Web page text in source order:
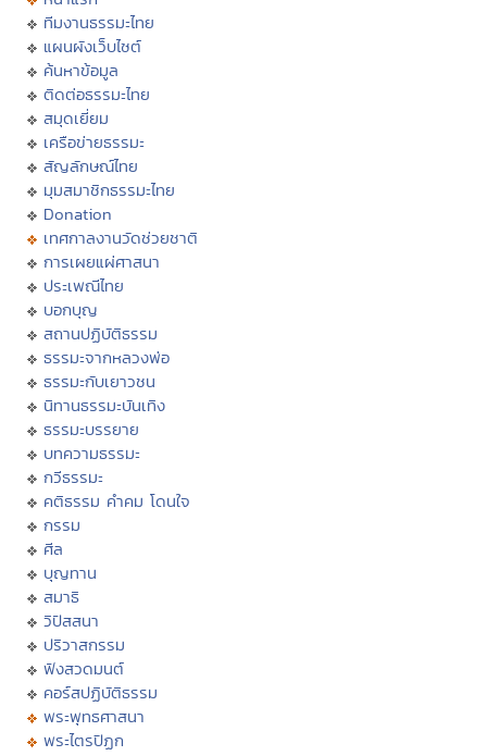
ทีมงานธรรมะไทย
แผนผังเว็บไซต์
ค้นหาข้อมูล
ติดต่อธรรมะไทย
สมุดเยี่ยม
เครือข่ายธรรมะ
สัญลักษณ์ไทย
มุมสมาชิกธรรมะไทย
Donation
เทศกาลงานวัดช่วยชาติ
การเผยแผ่ศาสนา
ประเพณีไทย
บอกบุญ
สถานปฏิบัติธรรม
ธรรมะจากหลวงพ่อ
ธรรมะกับเยาวชน
นิทานธรรมะบันเทิง
ธรรมะบรรยาย
บทความธรรมะ
กวีธรรมะ
คติธรรม คำคม โดนใจ
กรรม
ศีล
บุญทาน
สมาธิ
วิปัสสนา
ปริวาสกรรม
ฟังสวดมนต์
คอร์สปฏิบัติธรรม
พระพุทธศาสนา
พระไตรปิฏก